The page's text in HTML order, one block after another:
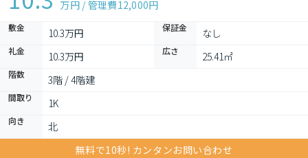
万円 / 管理費12,000円
敷金 10.3万円 保証金 なし
礼金 10.3万円 広さ 25.41㎡
階数 3階 / 4階建
間取り 1K
向き
北
無料で10秒! カンタンお問い合わせ